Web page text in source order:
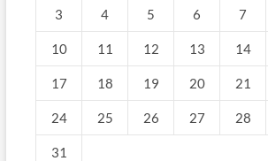
3 4 5 6 7
10 11 12 13 14
17 18 19 20 21
24 25 26 27 28
31